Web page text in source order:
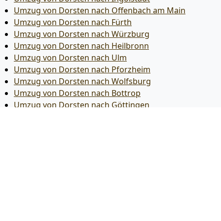
Umzug von Dorsten nach Offenbach am Main
Umzug von Dorsten nach Fürth
Umzug von Dorsten nach Würzburg
Umzug von Dorsten nach Heilbronn
Umzug von Dorsten nach Ulm
Umzug von Dorsten nach Pforzheim
Umzug von Dorsten nach Wolfsburg
Umzug von Dorsten nach Bottrop
Umzug von Dorsten nach Göttingen